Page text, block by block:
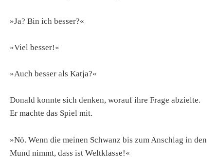
»Ja? Bin ich besser?«
»Viel besser!«
»Auch besser als Katja?«
Donald konnte sich denken, worauf ihre Frage abzielte.
Er machte das Spiel mit.
»Nö. Wenn die meinen Schwanz bis zum Anschlag in den
Mund nimmt, dass ist Weltklasse!«